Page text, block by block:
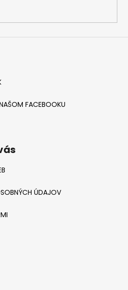
FACEBOOKU
ÚDAJOV